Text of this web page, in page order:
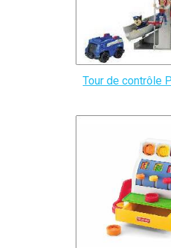
Tour de contrôle